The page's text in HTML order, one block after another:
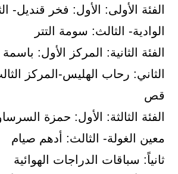
الفئة الأولى: الأول: فخر قنديل-
الوادية- الثالث: سومة التتر
الفئة الثانية: المركز الأول:
الثاني: رحاب الهليس-المركز
قص
الفئة الثالثة: الأول: حمزة
معين الغولة- الثالث: أدهم صيام
ثانياً: سباقات الدراجات الهوائية